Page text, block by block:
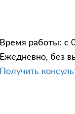
Время работы: с
Ежедневно, без
Получить